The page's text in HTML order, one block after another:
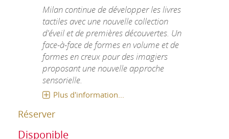
Milan continue de développer les livres
tactiles avec une nouvelle collection
d'éveil et de premières découvertes. Un
face-à-face de formes en volume et de
formes en creux pour des imagiers
proposant une nouvelle approche
sensorielle.
Plus d'information...
Réserver
Disponible